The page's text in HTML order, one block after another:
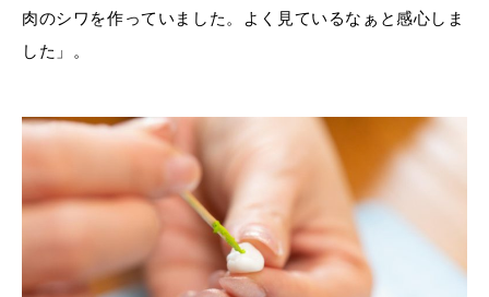
肉のシワを作っていました。よく見ているなぁと感心しま
した」。